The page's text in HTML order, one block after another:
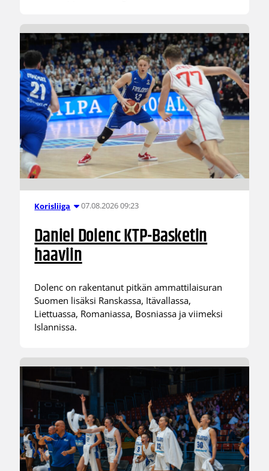
Korisliiga 07.08.2026 09:23
Daniel Dolenc KTP-Basketin
haaviin
Dolenc on rakentanut pitkän ammattilaisuran
Suomen lisäksi Ranskassa, Itävallassa,
Liettuassa, Romaniassa, Bosniassa ja viimeksi
Islannissa.